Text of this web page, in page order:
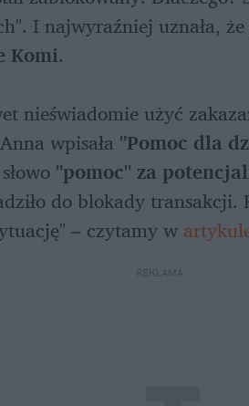
Komi.
nieświadomie użyć
wpisała "Pomoc dla
"pomoc" za
do blokady transakcji.
– czytamy w
REKLAMA